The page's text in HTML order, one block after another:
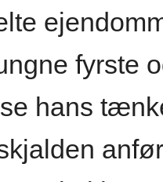
fyrste
hans